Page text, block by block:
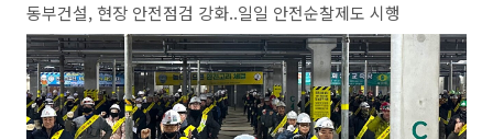
동부건설, 현장 안전점검 강화..일일 안전순찰제도 시행